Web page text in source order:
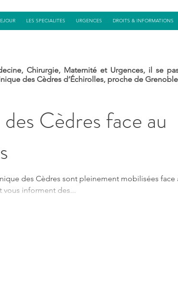
LES SPECIALITES URGENCES DROITS & INFORMATIONS
Chirurgie, Maternité et Urgences, il se
des Cèdres d’Échirolles, proche de
Cèdres face au
des Cèdres sont pleinement mobilisées face
vous informent des...